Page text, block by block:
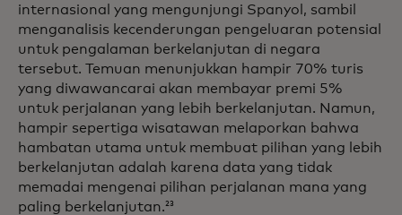
internasional yang mengunjungi Spanyol, sambil
menganalisis kecenderungan pengeluaran potensial
untuk pengalaman berkelanjutan di negara
tersebut. Temuan menunjukkan hampir 70% turis
yang diwawancarai akan membayar premi 5%
untuk perjalanan yang lebih berkelanjutan. Namun,
hampir sepertiga wisatawan melaporkan bahwa
hambatan utama untuk membuat pilihan yang lebih
berkelanjutan adalah karena data yang tidak
memadai mengenai pilihan perjalanan mana yang
paling berkelanjutan. 23